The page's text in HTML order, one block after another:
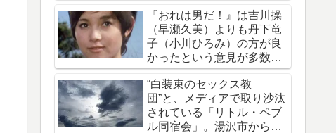
『おれは男だ！』は吉川操
（早瀬久美）よりも丹下竜
子（小川ひろみ）の方が良
かったという意見が多数で
ある理由を考える
“白装束のセックス教
団”と、メディアで取り沙汰
されている「リトル・ペブ
ル同宿会」。湯沢市から上